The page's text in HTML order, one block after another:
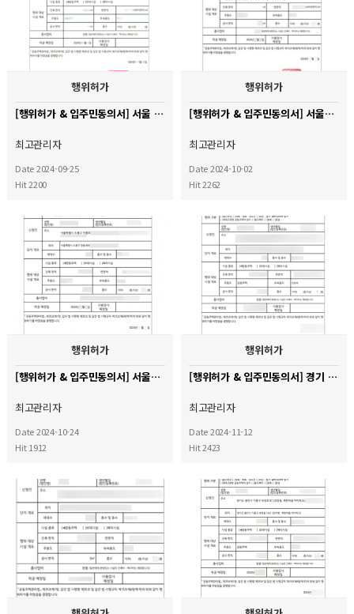
행위허가
[행위허가 & 입주민동의서] 서울 강동구 신성둔촌미소지움 아파트
최고관리자
Date 2024-09-25
Hit 2200
행위허가
[행위허가 & 입주민동의서] 서울시 송파구 오금동 현대백조아파트
최고관리자
Date 2024-10-02
Hit 2262
행위허가
[행위허가 & 입주민동의서] 서울시 도봉구 창동대우아파트
최고관리자
Date 2024-10-24
Hit 1912
행위허가
[행위허가 & 입주민동의서] 경기 용인시 기흥구 호반써밋 레이크파크 아파트
최고관리자
Date 2024-11-12
Hit 2423